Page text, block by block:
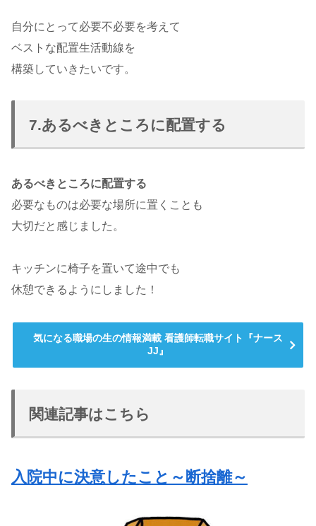
自分にとって必要不必要を考えて
ベストな配置生活動線を
構築していきたいです。
7.あるべきところに配置する
あるべきところに配置する
必要なものは必要な場所に置くことも
大切だと感じました。
キッチンに椅子を置いて途中でも
休憩できるようにしました！
気になる職場の生の情報満載 看護師転職サイト『ナース
JJ』
関連記事はこちら
入院中に決意したこと～断捨離～